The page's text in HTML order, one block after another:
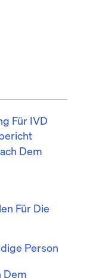
Für IVD
Dem
Für Die
Person
Dem